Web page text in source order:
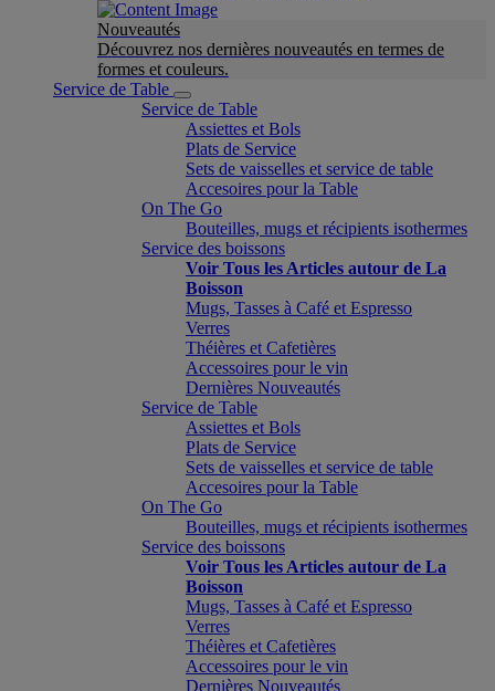
Nouveautés
Découvrez nos dernières nouveautés en termes de
formes et couleurs.
Service de Table
Service de Table
Assiettes et Bols
Plats de Service
Sets de vaisselles et service de table
Accesoires pour la Table
On The Go
Bouteilles, mugs et récipients isothermes
Service des boissons
Voir Tous les Articles autour de La
Boisson
Mugs, Tasses à Café et Espresso
Verres
Théières et Cafetières
Accessoires pour le vin
Dernières Nouveautés
Service de Table
Assiettes et Bols
Plats de Service
Sets de vaisselles et service de table
Accesoires pour la Table
On The Go
Bouteilles, mugs et récipients isothermes
Service des boissons
Voir Tous les Articles autour de La
Boisson
Mugs, Tasses à Café et Espresso
Verres
Théières et Cafetières
Accessoires pour le vin
Dernières Nouveautés